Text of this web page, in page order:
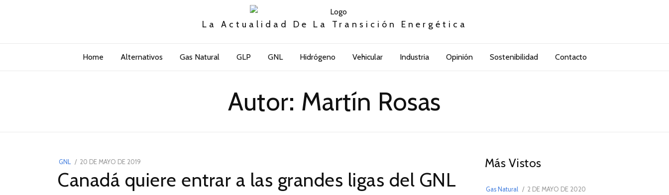
La Actualidad De La Transición Energética
Home Alternativos Gas Natural GLP GNL Hidrógeno Vehicular Industria Opinión Sostenibilidad Contacto
Autor: Martín Rosas
GNL
POSTED
20 DE MAYO DE 2019
DE
MAYO
Canadá quiere entrar a las grandes ligas del GNL
Más Vistos
Gas Natural
POSTED
2 DE MAYO DE 2020